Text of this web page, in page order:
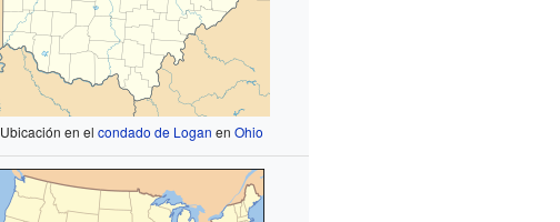
Ubicación en el condado de Logan en Ohio